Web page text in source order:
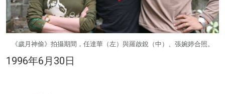
《歲月神偷》拍攝期間，任達華（左）與羅啟銳（中）、張婉婷合照。
1996年6月30日